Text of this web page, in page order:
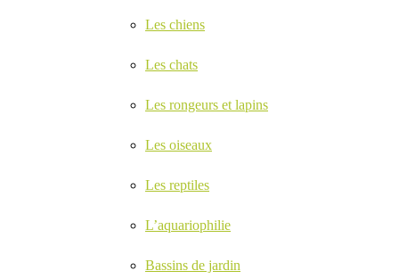
Les chiens
Les chats
Les rongeurs et lapins
Les oiseaux
Les reptiles
L’aquariophilie
Bassins de jardin